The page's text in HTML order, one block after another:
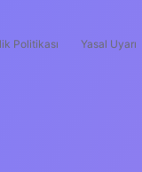
Politikası Yasal Uyarı